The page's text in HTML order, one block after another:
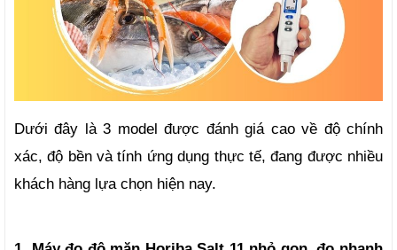
Dưới đây là 3 model được đánh giá cao về độ chính
xác, độ bền và tính ứng dụng thực tế, đang được nhiều
khách hàng lựa chọn hiện nay.